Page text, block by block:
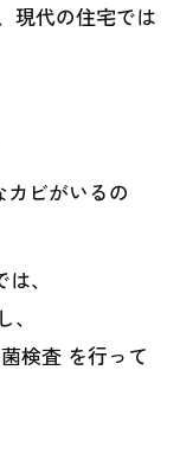
現代の住宅では
ビがいるの
、
検査 を行って